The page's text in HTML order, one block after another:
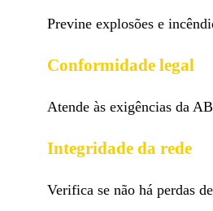
Previne explosões e
Conformidade legal
Atende às exigências da
Integridade da rede
Verifica se não há perdas